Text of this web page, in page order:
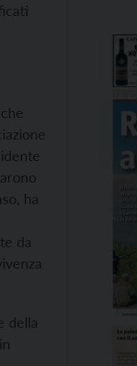
ha
da
della